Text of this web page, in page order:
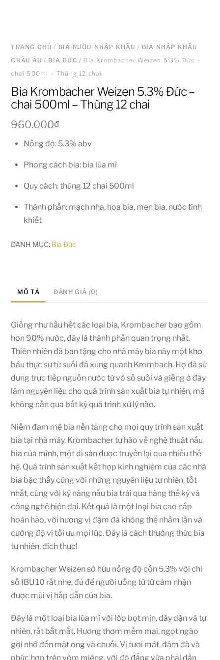
TRANG CHỦ / BIA RƯỢU NHẬP KHẨU / BIA NHẬP KHẨU
CHÂU ÂU / BIA ĐỨC / Bia Krombacher Weizen 5.3% Đức –
chai 500ml – Thùng 12 chai
Bia Krombacher Weizen 5.3% Đức –
chai 500ml – Thùng 12 chai
960.000₫
Nồng độ: 5.3% abv
Phong cách bia: bia lúa mì
Quy cách: thùng 12 chai 500ml
Thành phần: mạch nha, hoa bia, men bia, nước tinh
khiết
DANH MỤC: Bia Đức
MÔ TẢ ĐÁNH GIÁ (0)
Giống như hầu hết các loại bia, Krombacher bao gồm
hơn 90% nước, đây là thành phần quan trọng nhất.
Thiên nhiên đã ban tặng cho nhà máy bia này một kho
báu thực sự từ suối đá xung quanh Krombach. Họ đã sử
dụng trực tiếp nguồn nước từ vô số suối và giếng ở đây
làm nguyên liệu cho quá trình sản xuất bia tự nhiên, mà
không cần qua bất kỳ quá trình xử lý nào.
Niềm đam mê bia nền tảng cho mọi quy trình sản xuất
bia tại nhà máy. Krombacher tự hào về nghệ thuật nấu
bia của mình, một di sản được truyền lại qua nhiều thế
hệ. Quá trình sản xuất kết hợp kinh nghiệm của các nhà
bia bậc thầy cùng với những nguyên liệu tự nhiên, tốt
nhất, cùng với kỹ năng nấu bia trải qua hàng thế kỷ và
công nghệ hiện đại. Kết quả là một loại bia cao cấp
hoàn hảo, với hương vị đậm đà không thể nhầm lẫn và
cường độ vị tối ưu mọi lúc. Đây là cách thưởng thức bia
tự nhiên, đích thực!
Krombacher Weizen sở hữu nồng độ cồn 5.3% với chỉ
số IBU 10 rất nhẹ, đủ để người uống từ từ cảm nhận
được mùi vị hấp dẫn của bia.
Đây là một loại bia lúa mì với lớp bọt mịn, dày dặn và tự
nhiên, rất bắt mắt. Hương thơm mềm mại, ngọt ngào
gợi nhớ đến mật ong và chuối. Vị tươi mát, đậm đà và
phức hợp trên vòm miệng, với độ đắng vừa phải dẫn